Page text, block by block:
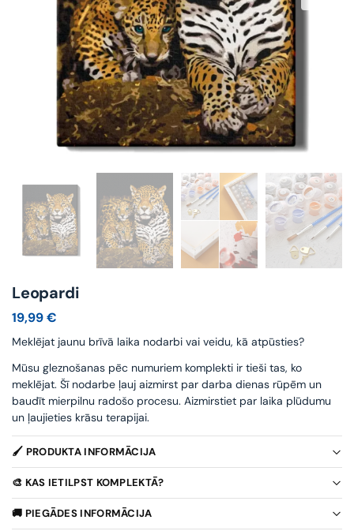
Leopardi
19,99€
Meklējat jaunu brīvā laika nodarbi vai veidu, kā atpūsties?
Mūsu gleznošanas pēc numuriem komplekti ir tieši tas, ko
meklējat. Šī nodarbe ļauj aizmirst par darba dienas rūpēm un
baudīt mierpilnu radošo procesu. Aizmirstiet par laika plūdumu
un ļaujieties krāsu terapijai.
🖌️ PRODUKTA INFORMĀCIJA
🎨 KAS IETILPST KOMPLEKTĀ?
🚚 PIEGĀDES INFORMĀCIJA